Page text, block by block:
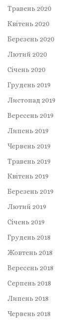
Травень 2020
Квітень 2020
Березень 2020
Лютий 2020
Січень 2020
Грудень 2019
Листопад 2019
Вересень 2019
Липень 2019
Червень 2019
Травень 2019
Квітень 2019
Березень 2019
Лютий 2019
Січень 2019
Грудень 2018
Жовтень 2018
Вересень 2018
Серпень 2018
Липень 2018
Червень 2018